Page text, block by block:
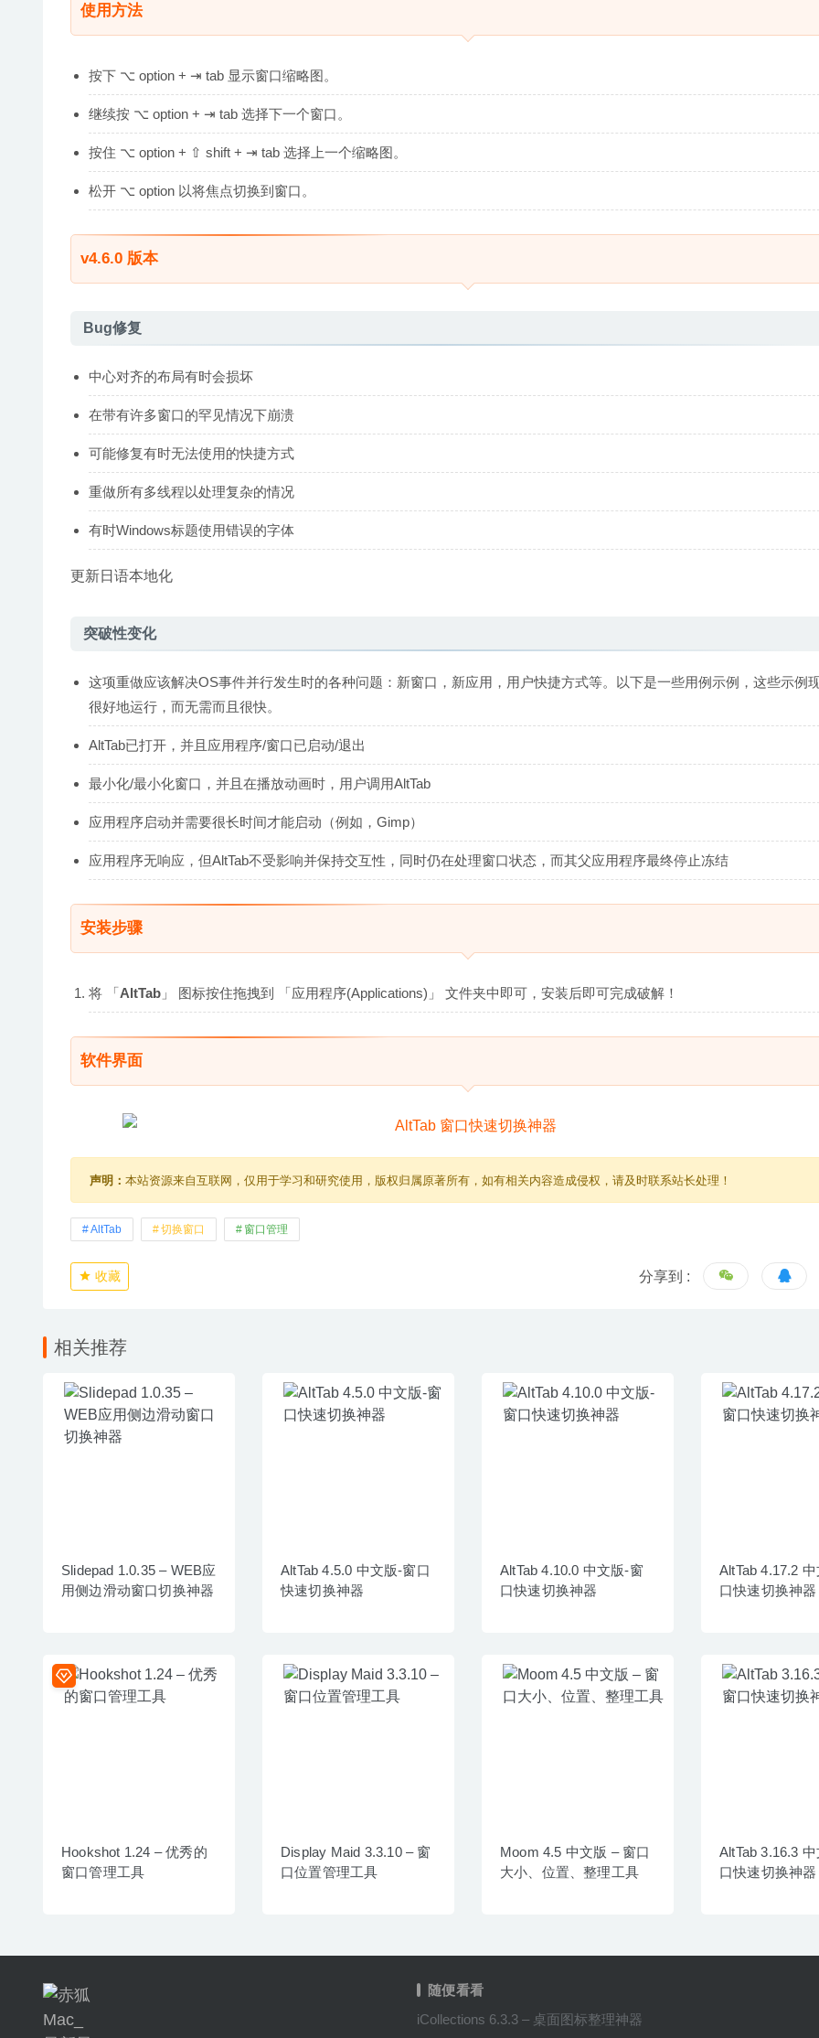
使用方法
按下 ⌥ option + ⇥ tab 显示窗口缩略图。
继续按 ⌥ option + ⇥ tab 选择下一个窗口。
按住 ⌥ option + ⇧ shift + ⇥ tab 选择上一个缩略图。
松开 ⌥ option 以将焦点切换到窗口。
v4.6.0 版本
Bug修复
中心对齐的布局有时会损坏
在带有许多窗口的罕见情况下崩溃
可能修复有时无法使用的快捷方式
重做所有多线程以处理复杂的情况
有时Windows标题使用错误的字体
更新日语本地化
突破性变化
这项重做应该解决OS事件并行发生时的各种问题：新窗口，新应用，用户快捷方式等。以下是一些用例示例，这些示例
很好地运行，而无需而且很快。
AltTab已打开，并且应用程序/窗口已启动/退出
最小化/最小化窗口，并且在播放动画时，用户调用AltTab
应用程序启动并需要很长时间才能启动（例如，Gimp）
应用程序无响应，但AltTab不受影响并保持交互性，同时仍在处理窗口状态，而其父应用程序最终停止冻结
安装步骤
将 「AltTab 」 图标按住拖拽到 「应用程序(Applications)」 文件夹中即可，安装后即可完成破解！
软件界面
声明： 本站资源来自互联网，仅用于学习和研究使用，版权归属原著所有，如有相关内容造成侵权，请及时联系站长处理！
AltTab 切换窗口 窗口管理
收藏 分享到 :
相关推荐
Slidepad 1.0.35 – WEB应
用侧边滑动窗口切换神器
AltTab 4.5.0 中文版-窗口
快速切换神器
AltTab 4.10.0 中文版-窗
口快速切换神器
AltTab 4.17.2
口快速切换神器
Hookshot 1.24 – 优秀的
窗口管理工具
Display Maid 3.3.10 – 窗
口位置管理工具
Moom 4.5 中文版 – 窗口
大小、位置、整理工具
AltTab 3.16.3
口快速切换神器
随便看看
iCollections 6.3.3 – 桌面图标整理神器